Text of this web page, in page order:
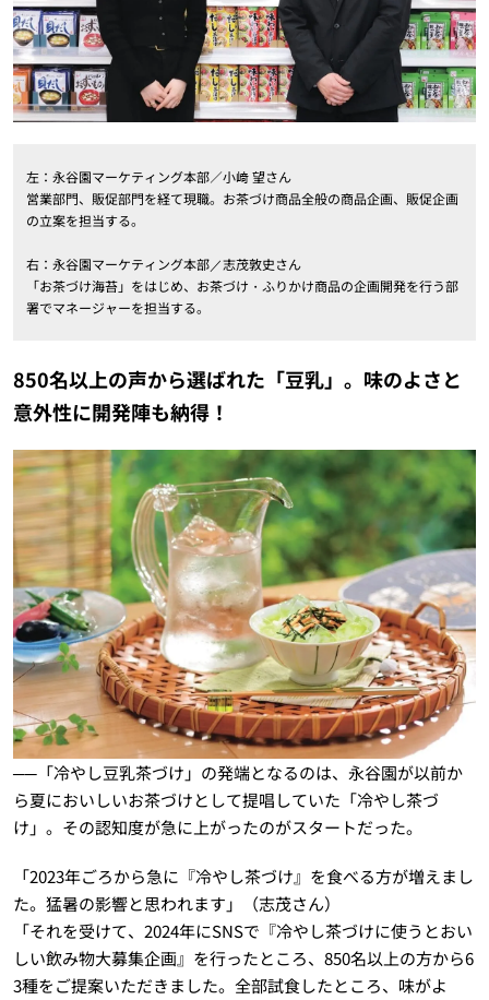
左：永谷園マーケティング本部／小﨑 望さん
営業部門、販促部門を経て現職。お茶づけ商品全般の商品企画、販促企画
の立案を担当する。
右：永谷園マーケティング本部／志茂敦史さん
「お茶づけ海苔」をはじめ、お茶づけ・ふりかけ商品の企画開発を行う部
署でマネージャーを担当する。
850名以上の声から選ばれた「豆乳」。味のよさと
意外性に開発陣も納得！
──「冷やし豆乳茶づけ」の発端となるのは、永谷園が以前か
ら夏においしいお茶づけとして提唱していた「冷やし茶づ
け」。その認知度が急に上がったのがスタートだった。
「2023年ごろから急に『冷やし茶づけ』を食べる方が増えまし
た。猛暑の影響と思われます」（志茂さん）
「それを受けて、2024年にSNSで『冷やし茶づけに使うとおい
しい飲み物大募集企画』を行ったところ、850名以上の方から6
3種をご提案いただきました。全部試食したところ、味がよ